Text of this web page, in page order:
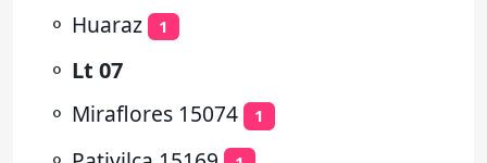
⚬ Huaraz 1
⚬ Lt 07
⚬ Miraflores 15074 1